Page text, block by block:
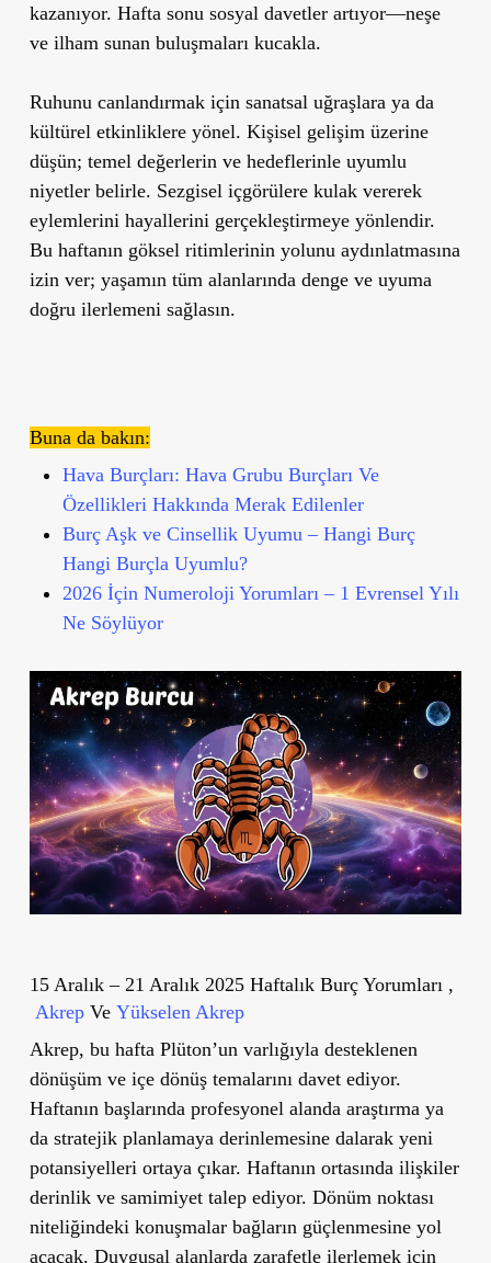
kazanıyor. Hafta sonu sosyal davetler artıyor—neşe
ve ilham sunan buluşmaları kucakla.
Ruhunu canlandırmak için sanatsal uğraşlara ya da
kültürel etkinliklere yönel. Kişisel gelişim üzerine
düşün; temel değerlerin ve hedeflerinle uyumlu
niyetler belirle. Sezgisel içgörülere kulak vererek
eylemlerini hayallerini gerçekleştirmeye yönlendir.
Bu haftanın göksel ritimlerinin yolunu aydınlatmasına
izin ver; yaşamın tüm alanlarında denge ve uyuma
doğru ilerlemeni sağlasın.
Buna da bakın:
Hava Burçları: Hava Grubu Burçları Ve
Özellikleri Hakkında Merak Edilenler
Burç Aşk ve Cinsellik Uyumu – Hangi Burç
Hangi Burçla Uyumlu?
2026 İçin Numeroloji Yorumları – 1 Evrensel Yılı
Ne Söylüyor
15 Aralık – 21 Aralık 2025 Haftalık Burç Yorumları ,
AkrepVe Yükselen Akrep
Akrep, bu hafta Plüton’un varlığıyla desteklenen
dönüşüm ve içe dönüş temalarını davet ediyor.
Haftanın başlarında profesyonel alanda araştırma ya
da stratejik planlamaya derinlemesine dalarak yeni
potansiyelleri ortaya çıkar. Haftanın ortasında ilişkiler
derinlik ve samimiyet talep ediyor. Dönüm noktası
niteliğindeki konuşmalar bağların güçlenmesine yol
açacak. Duygusal alanlarda zarafetle ilerlemek için